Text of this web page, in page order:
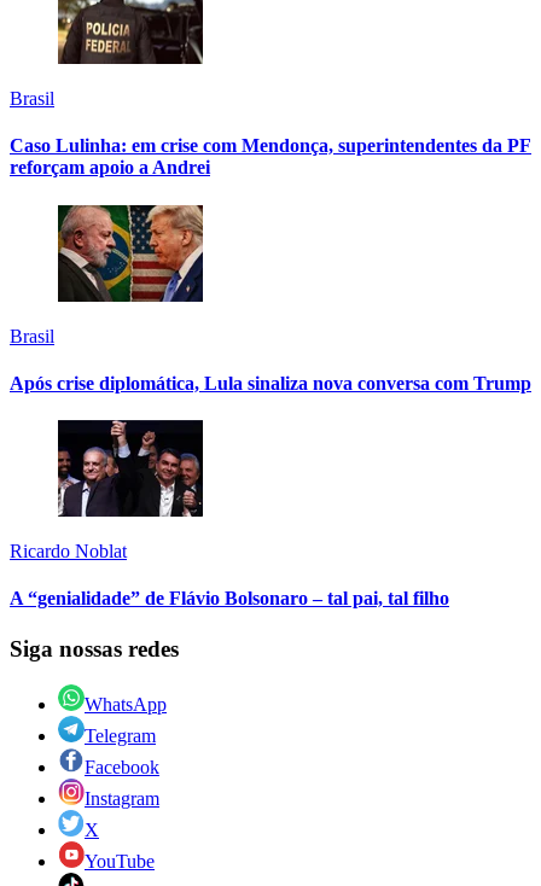
Brasil
Caso Lulinha: em crise com Mendonça, superintendentes da PF
reforçam apoio a Andrei
Brasil
Após crise diplomática, Lula sinaliza nova conversa com Trump
Ricardo Noblat
A “genialidade” de Flávio Bolsonaro – tal pai, tal filho
Siga nossas redes
WhatsApp
Telegram
Facebook
Instagram
X
YouTube